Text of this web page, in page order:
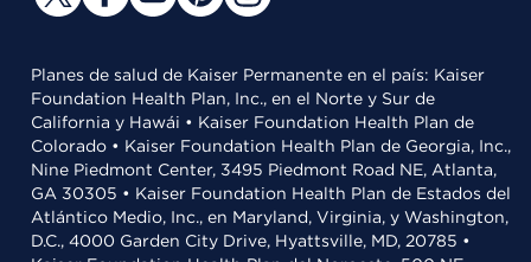
Planes de salud de Kaiser Permanente en el país: Kaiser
Foundation Health Plan, Inc., en el Norte y Sur de
California y Hawái • Kaiser Foundation Health Plan de
Colorado • Kaiser Foundation Health Plan de Georgia, Inc.,
Nine Piedmont Center, 3495 Piedmont Road NE, Atlanta,
GA 30305 • Kaiser Foundation Health Plan de Estados del
Atlántico Medio, Inc., en Maryland, Virginia, y Washington,
D.C., 4000 Garden City Drive, Hyattsville, MD, 20785 •